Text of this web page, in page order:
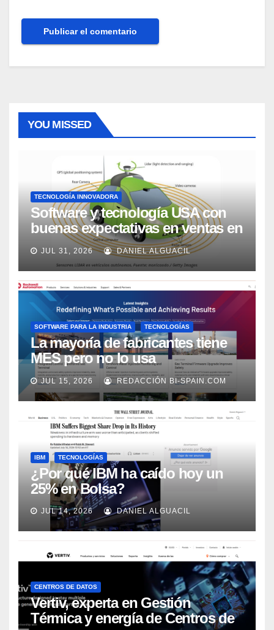
YOU MISSED
TECNOLOGÍA INNOVADORA
Software y tecnología USA con
buenas expectativas en ventas en
los próximos 2 años, según
Market Watch
JUL 31, 2026 DANIEL ALGUACIL
SOFTWARE PARA LA INDUSTRIA TECNOLOGÍAS
La mayoría de fabricantes tiene
MES pero no lo usa
adecuadamente, según Rockwell
Automation
JUL 15, 2026 REDACCIÓN BI-SPAIN.COM
IBM TECNOLOGÍAS
¿Por qué IBM ha caído hoy un
25% en Bolsa?
JUL 14, 2026 DANIEL ALGUACIL
CENTROS DE DATOS
Vertiv, experta en Gestión
Térmica y energía de Centros de